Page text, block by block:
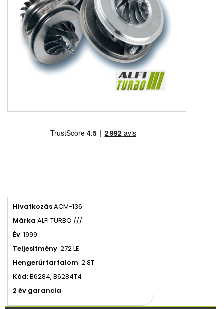
HivatkozásACM-136
Márka ALFI TURBO ///
Év: 1999
Teljesítmény: 272 LE
Hengerűrtartalom: 2.8T
Kód: B6284, B6284T4
2 év garancia